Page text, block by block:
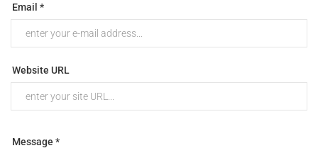
Email *
Website URL
Message *